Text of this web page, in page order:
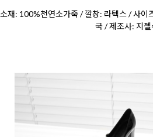
소재: 100%천연소가죽 / 깔창: 라텍스 / 사이
국 / 제조사: 지